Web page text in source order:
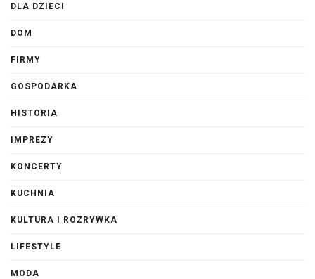
DLA DZIECI
DOM
FIRMY
GOSPODARKA
HISTORIA
IMPREZY
KONCERTY
KUCHNIA
KULTURA I ROZRYWKA
LIFESTYLE
MODA